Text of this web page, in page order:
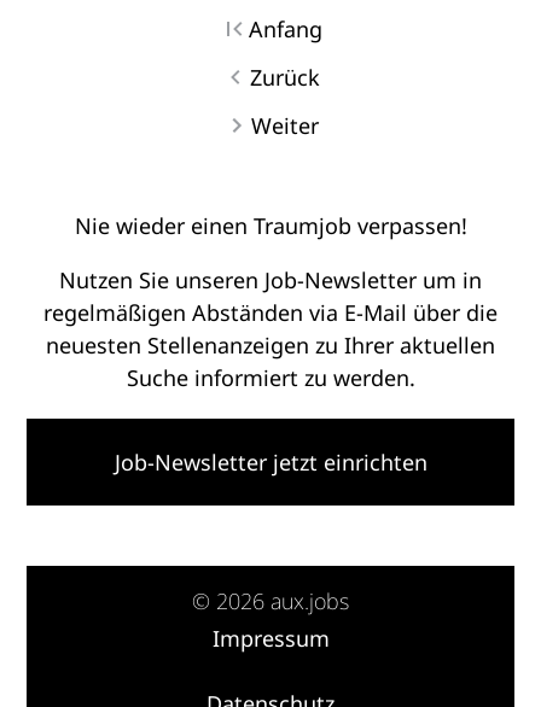
Anfang
Zurück
Weiter
Nie wieder einen Traumjob verpassen!
Nutzen Sie unseren Job-Newsletter um in
regelmäßigen Abständen via E-Mail über die
neuesten Stellenanzeigen zu Ihrer aktuellen
Suche informiert zu werden.
Job-Newsletter jetzt einrichten
© 2026 aux.jobs
Impressum